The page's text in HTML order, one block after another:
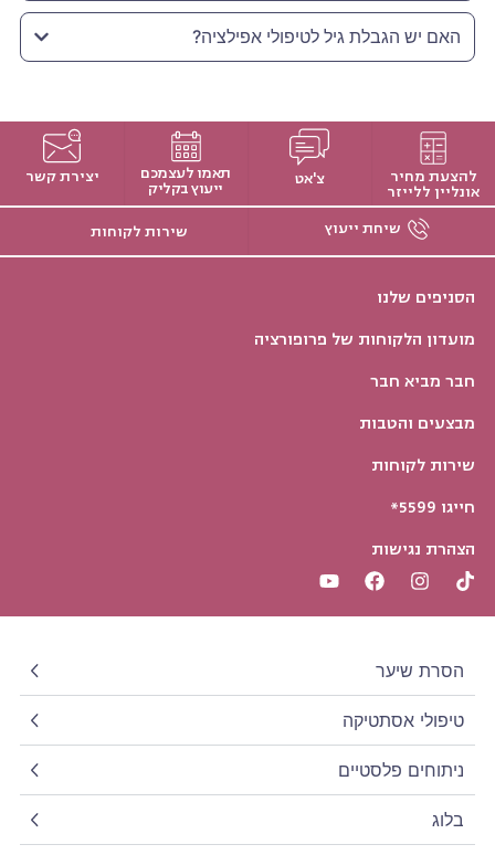
האם יש הגבלת גיל לטיפולי אפילציה?
להצעת מחיר
אונליין ללייזר
צ'אט תאמו לעצמכם
ייעוץ בקליק
יצירת קשר
שיחת ייעוץ שירות לקוחות
הסניפים שלנו
מועדון הלקוחות של פרופורציה
חבר מביא חבר
מבצעים והטבות
שירות לקוחות
חייגו 5599*
הצהרת נגישות
הסרת שיער
טיפולי אסתטיקה
ניתוחים פלסטיים
בלוג